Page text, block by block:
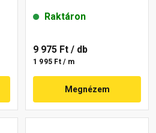
Raktáron
9 975 Ft / db
1 995 Ft / m
Megnézem